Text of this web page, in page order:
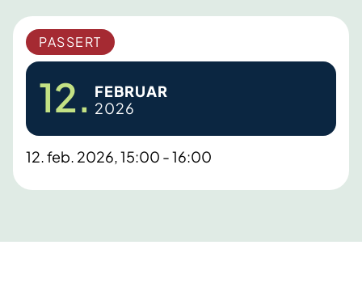
PASSERT
12. FEBRUAR
2026
12. feb. 2026, 15:00 - 16:00